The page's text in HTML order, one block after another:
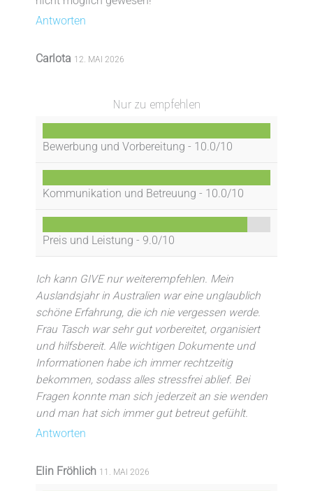
Antworten
Carlota 12. MAI 2026
Nur zu empfehlen
Bewerbung und Vorbereitung - 10.0/10
Kommunikation und Betreuung - 10.0/10
Preis und Leistung - 9.0/10
Ich kann GIVE nur weiterempfehlen. Mein
Auslandsjahr in Australien war eine unglaublich
schöne Erfahrung, die ich nie vergessen werde.
Frau Tasch war sehr gut vorbereitet, organisiert
und hilfsbereit. Alle wichtigen Dokumente und
Informationen habe ich immer rechtzeitig
bekommen, sodass alles stressfrei ablief. Bei
Fragen konnte man sich jederzeit an sie wenden
und man hat sich immer gut betreut gefühlt.
Antworten
Elin Fröhlich 11. MAI 2026